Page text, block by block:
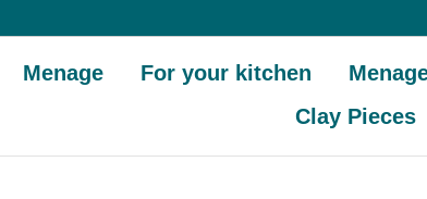
Menage For your kitchen
Clay Pieces